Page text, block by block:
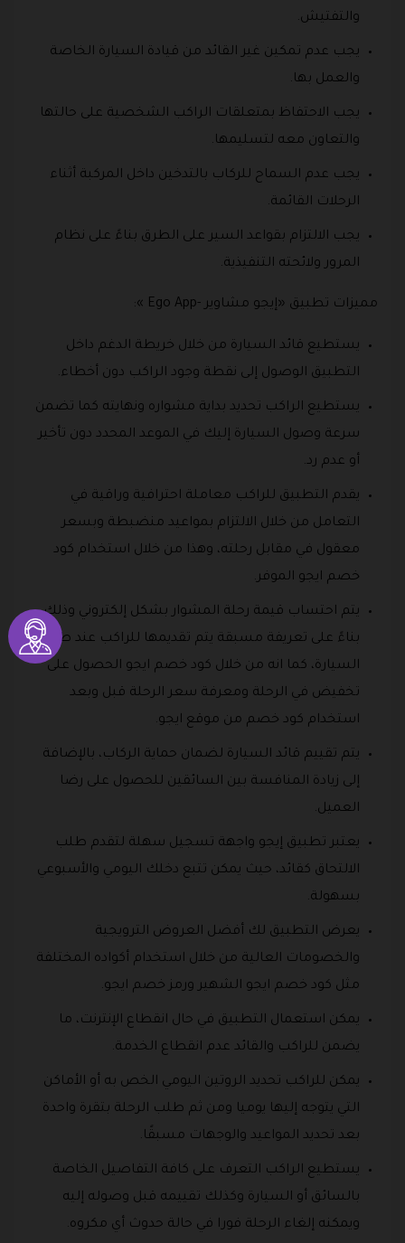
والتفتيش.
يجب عدم تمكين غير القائد من قيادة السيارة الخاصة
والعمل بها.
يجب الاحتفاظ بمتعلقات الراكب الشخصية على حالتها
والتعاون معه لتسليمها.
يجب عدم السماح للركاب بالتدخين داخل المركبة أثناء
الرحلات القائمة.
يجب الالتزام بقواعد السير على الطرق بناءً على نظام
المرور ولائحته التنفيذية.
مميزات تطبيق «إيجو مشاوير -Ego App »:
يستطيع قائد السيارة من خلال خريطة الدغم داخل
التطبيق الوصول إلى نقطة وجود الراكب دون أخطاء.
يستطيع الراكب تحديد بداية مشواره ونهايته كما تضمن
سرعة وصول السيارة إليك في الموعد المحدد دون تأخير
أو عدم رد.
يقدم التطبيق للراكب معاملة احترافية وراقية في
التعامل من خلال الالتزام بمواعيد منضبطة وبسعر
معقول في مقابل رحلته، وهذا من خلال استخدام كود
خصم ايجو الموفر.
يتم احتساب قيمة رحلة المشوار بشكل إلكتروني وذلك
بناءً على تعريفة مسبقة يتم تقديمها للراكب عند طلب
السيارة، كما انه من خلال كود خصم ايجو الحصول على
تخفيض في الرحلة ومعرفة سعر الرحلة قبل وبعد
استخدام كود خصم من موقع ايجو.
يتم تقييم قائد السيارة لضمان حماية الركاب، بالإضافة
إلى زيادة المنافسة بين السائقين للحصول على رضا
العميل.
يعتبر تطبيق إيجو واجهة تسجيل سهلة لتقدم طلب
الالتحاق كقائد، حيث يمكن تتبع دخلك اليومي والأسبوعي
بسهولة.
يعرض التطبيق لك أفضل العروض الترويجية
والخصومات العالية من خلال استخدام أكواده المختلفة
مثل كود خصم ايجو الشهير ورمز خصم ايجو.
يمكن استعمال التطبيق في حال انقطاع الإنترنت، ما
يضمن للراكب والقائد عدم انقطاع الخدمة.
يمكن للراكب تحديد الروتين اليومي الخص به أو الأماكن
التي يتوجه إليها يوميا ومن ثم طلب الرحلة بتقرة واحدة
بعد تحديد المواعيد والوجهات مسبقًا.
يستطيع الراكب التعرف على كافة التفاصيل الخاصة
بالسائق أو السيارة وكذلك تقييمه قبل وصوله إليه
ويمكنه إلغاء الرحلة فورا في حالة حدوث أي مكروه.